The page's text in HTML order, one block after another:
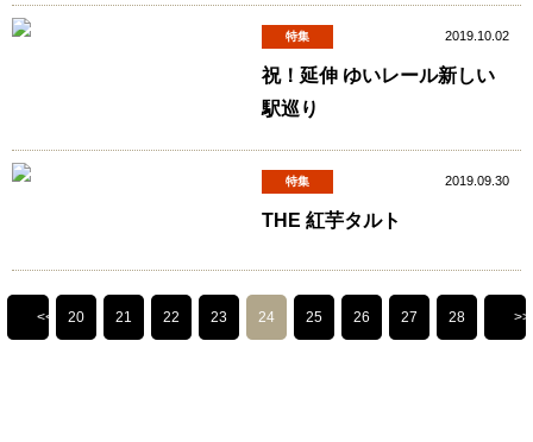
特集 2019.10.02
祝！延伸 ゆいレール新しい
駅巡り
特集 2019.09.30
THE 紅芋タルト
<< 20 21 22 23 24 25 26 27 28 >>